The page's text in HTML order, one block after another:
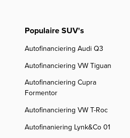
Populaire SUV's
Autofinanciering Audi Q3
Autofinanciering VW Tiguan
Autofinanciering Cupra
Formentor
Autofinanciering VW T-Roc
Autofinaniering Lynk&Co 01